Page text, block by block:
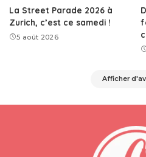
La Street Parade 2026 à
Zurich, c’est ce samedi !
5 août 2026
Afficher